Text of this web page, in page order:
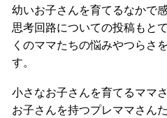
幼いお子さんを育てるなかで
思考回路についての投稿もと
くのママたちの悩みやつらさ
す。
小さなお子さんを育てるママ
お子さんを持つプレママさん